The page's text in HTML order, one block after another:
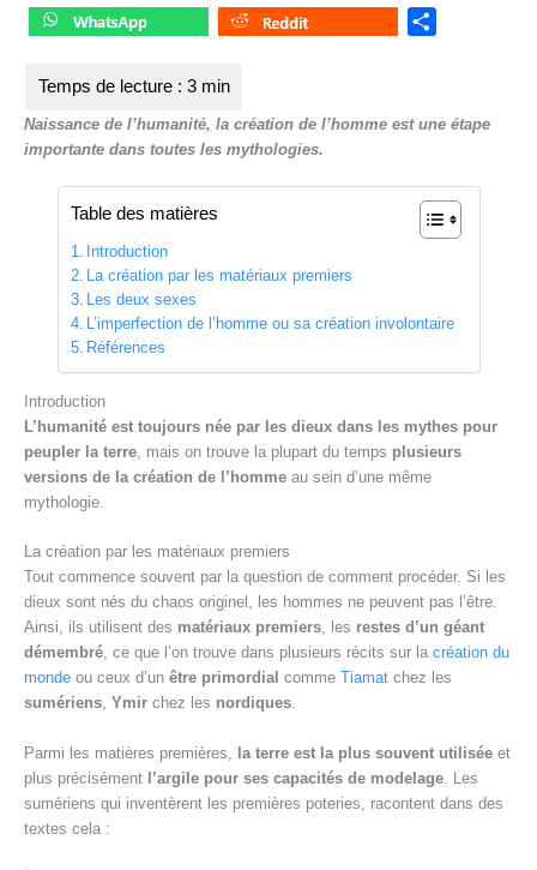
e
Naissance de l’humanité, la création de l’homme est une étape
importante dans toutes les mythologies.
Table des matières
Introduction
La création par les matériaux premiers
Les deux sexes
L’imperfection de l’homme ou sa création involontaire
Références
Introduction
L’humanité est toujours née par les dieux dans les mythes pour
peupler la terre , mais on trouve la plupart du temps plusieurs
versions de la création de l’homme au sein d’une même
mythologie.
La création par les matériaux premiers
Tout commence souvent par la question de comment procéder. Si les
dieux sont nés du chaos originel, les hommes ne peuvent pas l’être.
Ainsi, ils utilisent des matériaux premiers, les restes d’un géant
démembré, ce que l’on trouve dans plusieurs récits sur la création du
monde ou ceux d’un être primordial comme Tiamat chez les
sumériens, Ymir chez les nordiques.
Parmi les matières premières, la terre est la plus souvent utilisée et
plus précisément l’argile pour ses capacités de modelage . Les
sumériens qui inventèrent les premières poteries, racontent dans des
textes cela :